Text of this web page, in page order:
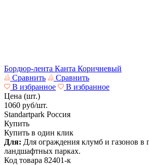
Бордюр-лента Канта Коричневый
Сравнить
Сравнить
В избранное
В избранное
Цена (шт.)
1060 руб/шт.
Standartpark Россия
Купить
Купить в один клик
Для: Для ограждения клумб и газонов в
ландшафтных парках.
Код товара 82401-к